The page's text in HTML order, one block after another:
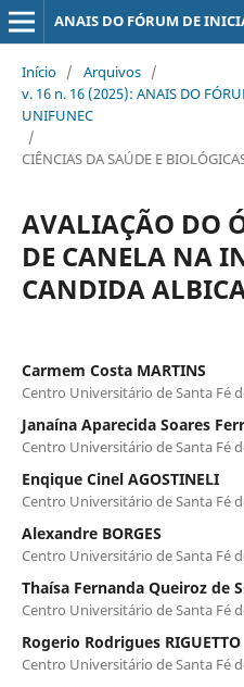
ANAIS DO FÓRUM DE
Início / Arquivos /
v. 16 n. 16 (2025): ANAIS DO
UNIFUNEC
/
CIÊNCIAS DA SAÚDE E
AVALIAÇÃO DO
DE CANELA NA
CANDIDA
Carmem Costa MARTINS
Centro Universitário de Santa Fé
Janaína Aparecida Soares
Centro Universitário de Santa Fé
Enqique Cinel AGOSTINELI
Centro Universitário de Santa Fé
Alexandre BORGES
Centro Universitário de Santa Fé
Thaísa Fernanda Queiroz de
Centro Universitário de Santa Fé
Rogerio Rodrigues RIGUETTO
Centro Universitário de Santa Fé